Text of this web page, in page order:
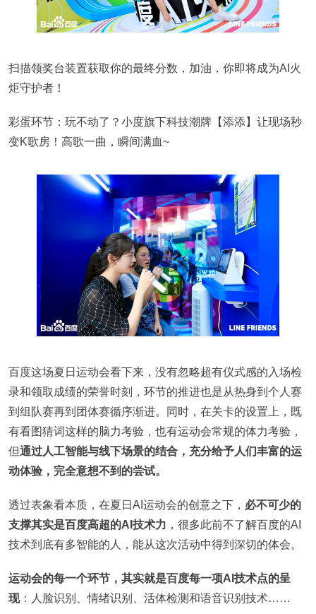
扫描领奖台装置获取你的最终分数，加油，你即将成为AI火
炬守护者！
彩蛋环节：玩不动了？小度旗下科技潮牌【添添】让现场秒
变K歌房！高歌一曲，瞬间满血~
百度这场夏日运动会看下来，没有忽略超有仪式感的入场检
录和领取成绩的荣誉时刻，环节的推进也是从热身到个人赛
到组队赛再到团体赛循序渐进。同时，在关卡的设置上，既
有看图猜词这样的脑力考验，也有运动会常规的体力考验，
但通过人工智能与线下场景的结合，充分给予人们丰富的运
动体验，完全意想不到的尝试。
透过表象看本质，在夏日AI运动会的创意之下， 必不可少的
支撑其实是百度高超的AI技术力 ，很多此前不了解百度的AI
技术到底有多智能的人，能从这次活动中得到深切的体会。
运动会的每一个环节，其实就是百度每一项AI技术点的呈
现：人脸识别、情绪识别、活体检测和语音识别技术……